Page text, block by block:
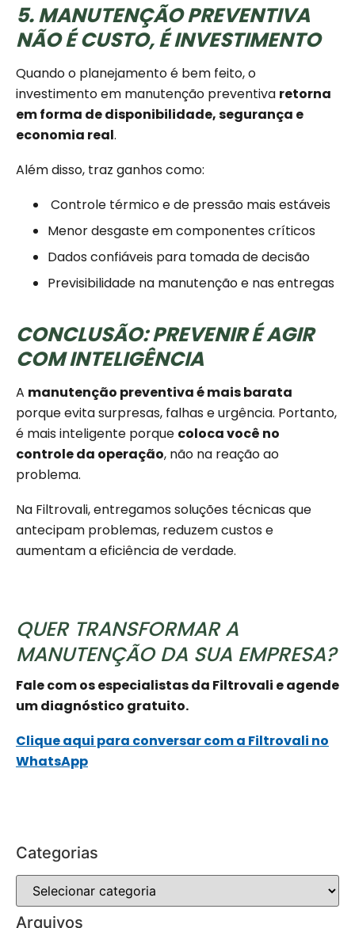
5. MANUTENÇÃO PREVENTIVA
NÃO É CUSTO, É INVESTIMENTO
Quando o planejamento é bem feito, o
investimento em manutenção preventiva retorna
em forma de disponibilidade, segurança e
economia real.
Além disso, traz ganhos como:
️ Controle térmico e de pressão mais estáveis
Menor desgaste em componentes críticos
Dados confiáveis para tomada de decisão
Previsibilidade na manutenção e nas entregas
CONCLUSÃO: PREVENIR É AGIR
COM INTELIGÊNCIA
A manutenção preventiva é mais barata
porque evita surpresas, falhas e urgência. Portanto,
é mais inteligente porque coloca você no
controle da operação, não na reação ao
problema.
Na Filtrovali, entregamos soluções técnicas que
antecipam problemas, reduzem custos e
aumentam a eficiência de verdade.
QUER TRANSFORMAR A
MANUTENÇÃO DA SUA EMPRESA?
Fale com os especialistas da Filtrovali e agende
um diagnóstico gratuito.
Clique aqui para conversar com a Filtrovali no
WhatsApp
Categorias
Arquivos